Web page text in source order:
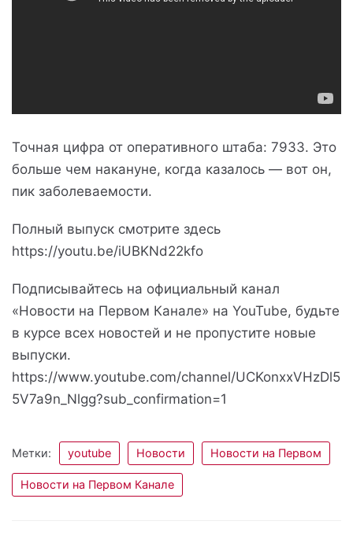
Точная цифра от оперативного штаба: 7933. Это
больше чем накануне, когда казалось — вот он,
пик заболеваемости.
Полный выпуск смотрите здесь
https://youtu.be/iUBKNd22kfo
Подписывайтесь на официальный канал
«Новости на Первом Канале» на YouTube, будьте
в курсе всех новостей и не пропустите новые
выпуски.
https://www.youtube.com/channel/UCKonxxVHzDl5
5V7a9n_Nlgg?sub_confirmation=1
Метки: youtube Новости Новости на Первом
Новости на Первом Канале